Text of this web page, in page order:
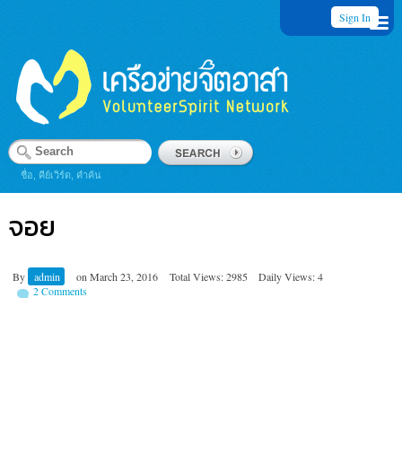
Sign In
ชื่อ, คีย์เวิร์ด, คำค้น
จอย
By admin on March 23, 2016 Total Views: 2985
Daily Views: 4
2 Comments